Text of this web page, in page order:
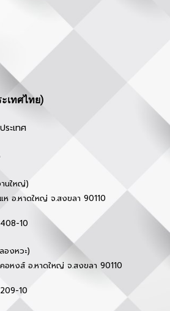
เทศไทย)
ะเทศ
นใหญ่)
อ.หาดใหญ่ จ.สงขลา 90110
10
องหวะ)
หงส์ อ.หาดใหญ่ จ.สงขลา 90110
10